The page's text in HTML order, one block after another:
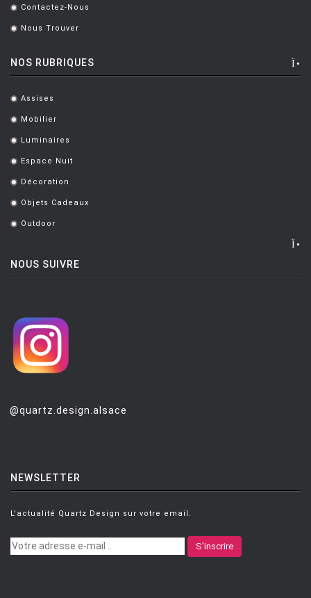
MANUTTI
MARTINELLI LUCE
MAXALTO
MDF
MOLTENI
MOOG DESIGN
MOOOI
MOROSO
NEMO
OLUCE
OPINION CIATTI
PETITE FRITURE
. Contactez-Nous
. Nous Trouver
NOS RUBRIQUES
. Assises
. Mobilier
. Luminaires
. Espace Nuit
. Décoration
. Objets Cadeaux
. Outdoor
NOUS SUIVRE
@quartz.design.alsace
NEWSLETTER
L'actualité Quartz Design sur votre email.
S'inscrire